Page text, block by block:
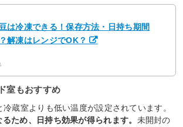
は冷凍できる！保存方法・日持ち期間
解凍はレンジでOK？
室もおすすめ
蔵室よりも低い温度が設定されています。
ため、日持ち効果が得られます。 未開封の